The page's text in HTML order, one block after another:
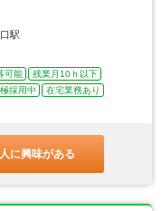
駅
可能
残業月10ｈ以下
採用中
在宅業務あり
に興味がある